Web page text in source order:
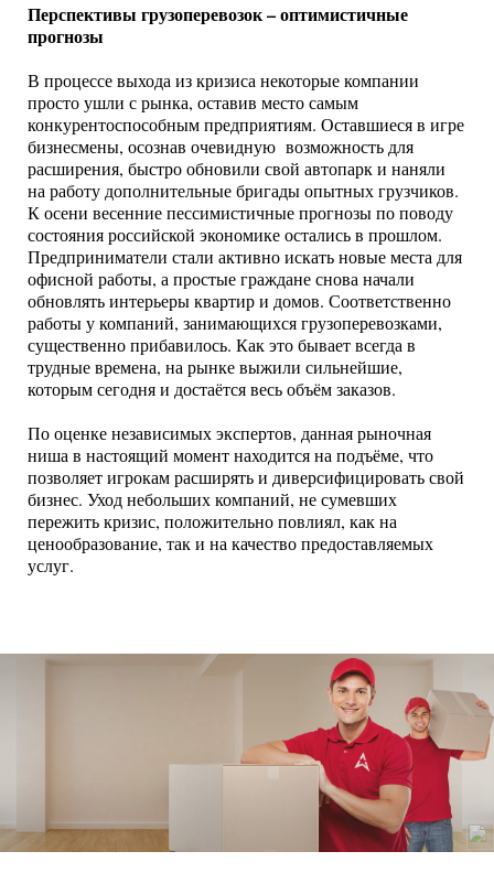
Перспективы грузоперевозок – оптимистичные
прогнозы
В процессе выхода из кризиса некоторые компании
просто ушли с рынка, оставив место самым
конкурентоспособным предприятиям. Оставшиеся в игре
бизнесмены, осознав очевидную возможность для
расширения, быстро обновили свой автопарк и наняли
на работу дополнительные бригады опытных грузчиков.
К осени весенние пессимистичные прогнозы по поводу
состояния российской экономике остались в прошлом.
Предприниматели стали активно искать новые места для
офисной работы, а простые граждане снова начали
обновлять интерьеры квартир и домов. Соответственно
работы у компаний, занимающихся грузоперевозками,
существенно прибавилось. Как это бывает всегда в
трудные времена, на рынке выжили сильнейшие,
которым сегодня и достаётся весь объём заказов.
По оценке независимых экспертов, данная рыночная
ниша в настоящий момент находится на подъёме, что
позволяет игрокам расширять и диверсифицировать свой
бизнес. Уход небольших компаний, не сумевших
пережить кризис, положительно повлиял, как на
ценообразование, так и на качество предоставляемых
услуг.